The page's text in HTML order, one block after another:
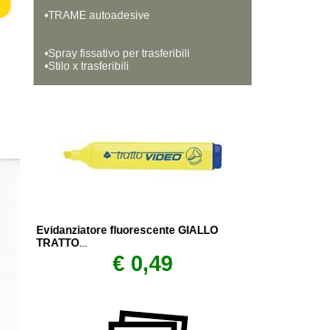
•TRAME autoadesive
•Spray fissativo per trasferibili
•Stilo x trasferibili
Evidanziatore fluorescente GIALLO
TRATTO...
€ 0,49